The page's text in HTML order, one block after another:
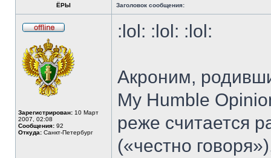
ЁРЫ Заголовок сообщения:
сети
Зарегистрирован: 10 Март
2007, 02:08
Сообщения: 92
Откуда: Санкт-Петербург
:lol: :lol: :lol:
Акроним,
My Humble
реже считается
(«честно